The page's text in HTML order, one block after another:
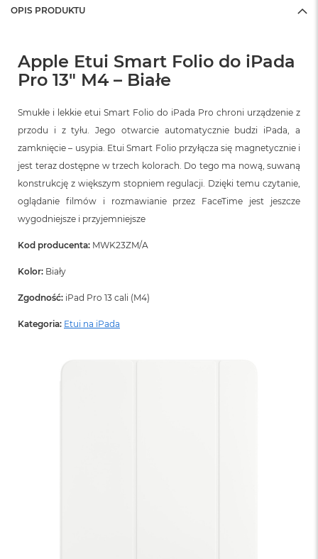
OPIS PRODUKTU
Apple Etui Smart Folio do iPada
Pro 13" M4 – Białe
Smukłe i lekkie etui Smart Folio do iPada Pro chroni urządzenie z
przodu i z tyłu. Jego otwarcie automatycznie budzi iPada, a
zamknięcie – usypia. Etui Smart Folio przyłącza się magnetycznie i
jest teraz dostępne w trzech kolorach. Do tego ma nową, suwaną
konstrukcję z większym stopniem regulacji. Dzięki temu czytanie,
oglądanie filmów i rozmawianie przez FaceTime jest jeszcze
wygodniejsze i przyjemniejsze
Kod producenta: MWK23ZM/A
Kolor: Biały
Zgodność: iPad Pro 13 cali (M4)
Kategoria: Etui na iPada